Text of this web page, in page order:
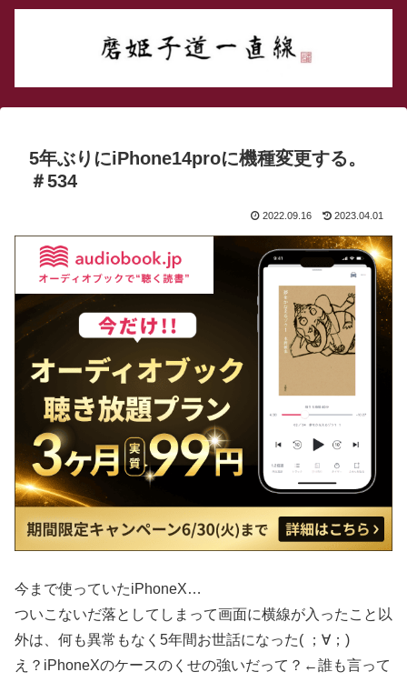
5年ぶりにiPhone14proに機種変更する。
＃534
2022.09.16 2023.04.01
今まで使っていたiPhoneX…
ついこないだ落としてしまって画面に横線が入ったこと以
外は、何も異常もなく5年間お世話になった( ；∀；)
え？iPhoneXのケースのくせの強いだって？←誰も言って